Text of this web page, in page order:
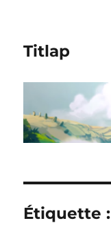
Titlap
Étiquette :